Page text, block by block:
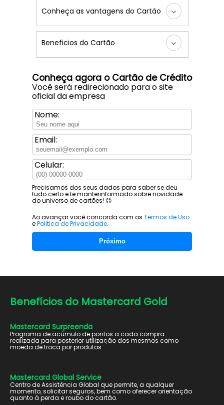
Conheça as vantagens do Cartão
Beneficios do Cartão
Conheça agora o Cartão de Crédito
Você será redirecionado para o site
oficial da empresa
Nome:
Email:
Celular:
Precisamos dos seus dados para saber se deu
tudo certo e te manterinformado sobre novidade
do universo de cartões! 😉
Ao avançar você concorda com os Termos de Uso
ePolitica de Privacidade.
Próximo
Benefícios do Mastercard Gold
Mastercard Surpreenda
Programa de acúmulo de pontos a cada compra
realizada para posterior utilização dos mesmos como
moeda de troca por produtos
Mastercard Global Service
Centro de Assistência Global que permite, a qualquer
momento, solicitar seguros, bem como oferecer orientação
quanto à perda e roubo do cartão.